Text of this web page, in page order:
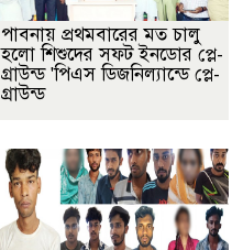
পাবনায় প্রথমবারের মত চালু
হলো শিশুদের সফট ইনডোর প্লে-
গ্রাউন্ড 'পিএস ডিজনিল্যান্ডে প্লে-
গ্রাউন্ড